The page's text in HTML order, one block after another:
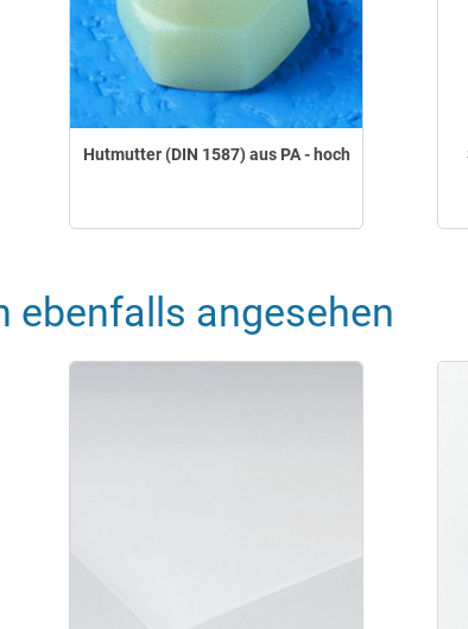
Hutmutter (DIN 1587) aus PA - hoch
ebenfalls angesehen